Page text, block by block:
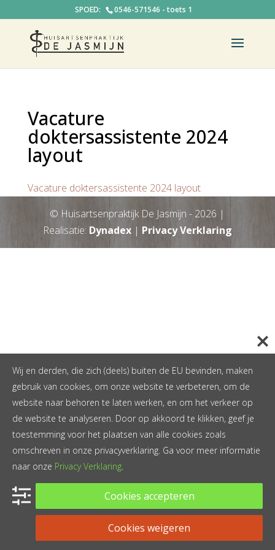
0546-571546 - toets 1
Vacature
doktersassistente 2024
layout
Vacature doktersassistente 2024 layout
© Huisartsenpraktijk De Jasmijn - 2026 |
Realisatie: Dynadex| Privacy Verklaring
Wij en derden, die zich (deels) buiten de EU bevinden, maken
gebruik van cookies, om onze website te verbeteren, om de
website naar behoren te laten werken, en om het verkeer op
de website te analyseren. Door op akkoord te klikken, geef je
toestemming voor het plaatsen van alle cookies zoals
omschreven in onze privacyverklaring. Ga voor meer informatie
naar onze Privacy Verklaring.
Cookies accepteren
Cookies weigeren